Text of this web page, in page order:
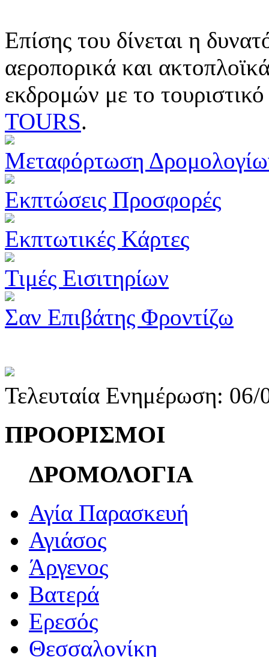
Επίσης του δίνεται η
αεροπορικά και
εκδρομών με το
TOURS.
Μεταφόρτωση
Εκπτώσεις Προσφορές
Εκπτωτικές Κάρτες
Τιμές Εισιτηρίων
Σαν Επιβάτης Φροντίζω
Τελευταία Ενημέρωση:
ΠΡΟΟΡΙΣΜΟΙ
ΔΡΟΜΟΛΟΓΙΑ
Αγία Παρασκευή
Αγιάσος
Άργενος
Βατερά
Ερεσός
Θεσσαλονίκη